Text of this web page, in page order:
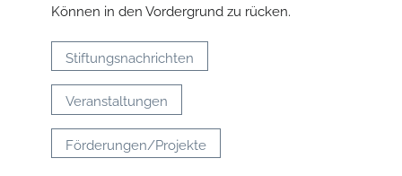
Können in den Vordergrund zu rücken.
Stiftungsnachrichten
Veranstaltungen
Förderungen/Projekte